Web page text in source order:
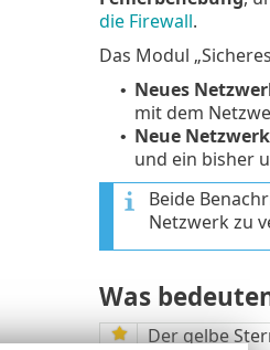
die Firewall.
Das Modul
• Neues
mit dem
• Neue
und ein bisher
Beide
Netzwerk zu
Was
Der gelbe